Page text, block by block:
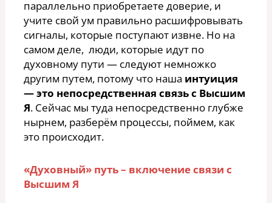
параллельно приобретаете доверие, и
учите свой ум правильно расшифровывать
сигналы, которые поступают извне. Но на
самом деле, люди, которые идут по
духовному пути — следуют немножко
другим путем, потому что наша интуиция
— это непосредственная связь с Высшим
Я. Сейчас мы туда непосредственно глубже
нырнем, разберём процессы, поймем, как
это происходит.
«Духовный» путь – включение связи с
Высшим Я